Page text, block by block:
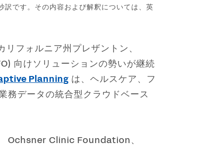
訳です。その内容および解釈については、英
リフォルニア州プレザントン、
向けソリューションの勢いが継続
Planning は、ヘルスケア、フ
務データの統合型クラウドベース
Ochsner Clinic Foundation、